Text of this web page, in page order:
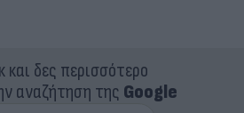
και δες περισσότερο
αναζήτηση της Google